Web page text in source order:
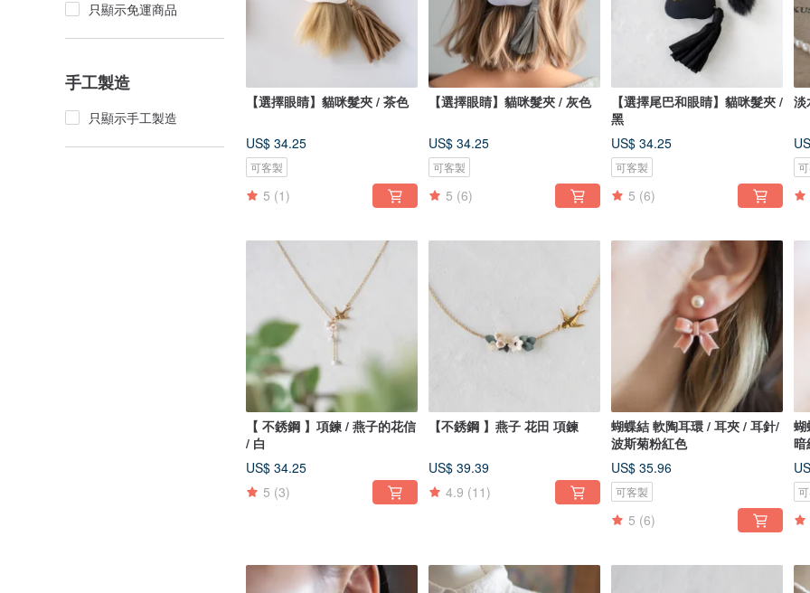
只顯示免運商品
手工製造
只顯示手工製造
【選擇眼睛】貓咪髮夾 / 茶色
US$ 34.25
可客製
5 (1)
【選擇眼睛】貓咪髮夾 / 灰色
US$ 34.25
可客製
5 (6)
【選擇尾巴和眼睛】貓咪髮夾 /
黑
US$ 34.25
可客製
5 (6)
【 不銹鋼 】項鍊 / 燕子的花信
/ 白
US$ 34.25
5 (3)
【不銹鋼 】燕子 花田 項鍊
US$ 39.39
4.9 (11)
蝴蝶結 軟陶耳環 / 耳夾 / 耳針/
波斯菊粉紅色
US$ 35.96
可客製
5 (6)
蝴
暗